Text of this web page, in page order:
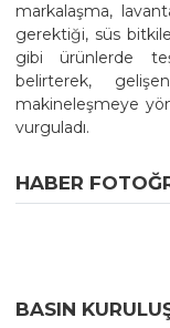
markalaşma,
gerektiği, süs
gibi ürünlerde
belirterek,
makineleşmeye
vurguladı.
HABER
BASIN